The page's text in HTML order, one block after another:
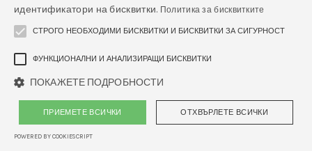
идентификатори на бисквитки. Политика за бисквитките
СТРОГО НЕОБХОДИМИ БИСКВИТКИ И БИСКВИТКИ ЗА СИГУРНОСТ
ФУНКЦИОНАЛНИ И АНАЛИЗИРАЩИ БИСКВИТКИ
ПОКАЖЕТЕ ПОДРОБНОСТИ
ПРИЕМЕТЕ ВСИЧКИ ОТХВЪРЛЕТЕ ВСИЧКИ
POWERED BY COOKIESCRIPT